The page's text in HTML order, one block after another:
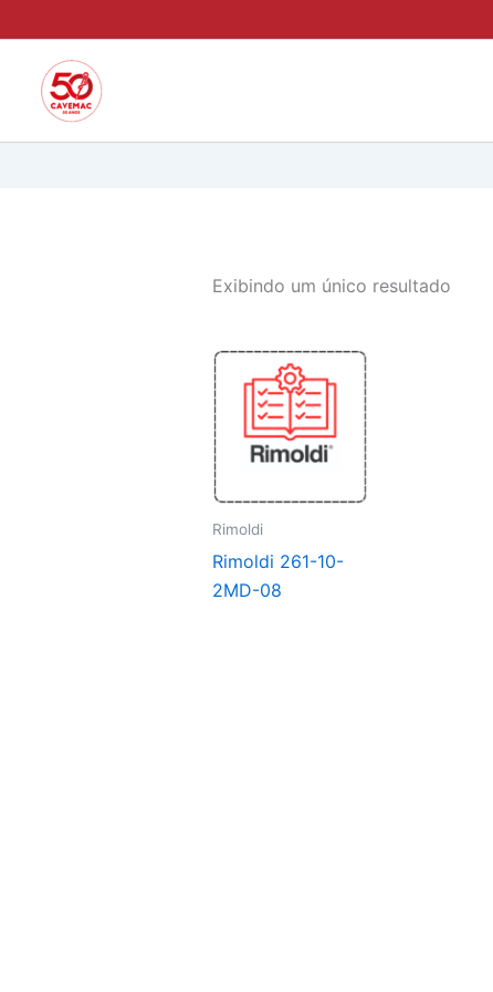
para
conteúdo
Exibindo um único resultado
Rimoldi
Rimoldi 261-10-
2MD-08